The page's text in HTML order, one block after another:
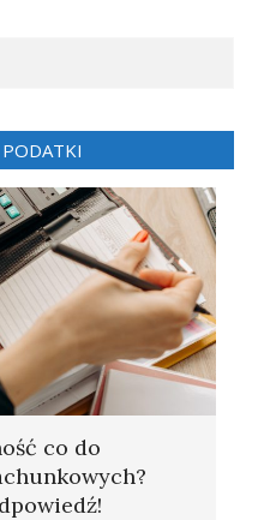
co do